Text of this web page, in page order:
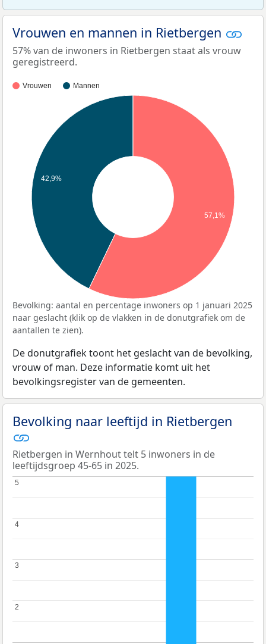
Vrouwen en mannen in Rietbergen
57% van de inwoners in Rietbergen staat als vrouw
geregistreerd.
Vrouwen Mannen
42,9%
57,1%
Bevolking: aantal en percentage inwoners op 1 januari 2025
naar geslacht (klik op de vlakken in de donutgrafiek om de
aantallen te zien).
De donutgrafiek toont het geslacht van de bevolking,
vrouw of man. Deze informatie komt uit het
bevolkingsregister van de gemeenten.
Bevolking naar leeftijd in Rietbergen
Rietbergen in Wernhout telt 5 inwoners in de
leeftijdsgroep 45-65 in 2025.
2
2
3
3
4
4
5
5